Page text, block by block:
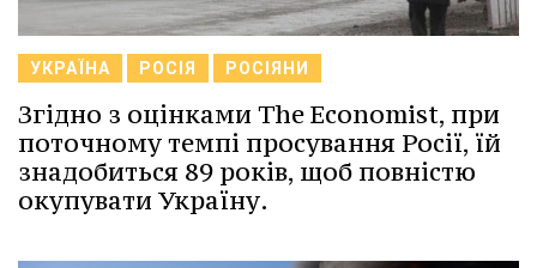
УКРАЇНА РОСІЯ РОСІЯНИ
Згідно з оцінками The Economist, при
поточному темпі просування Росії, їй
знадобиться 89 років, щоб повністю
окупувати Україну.